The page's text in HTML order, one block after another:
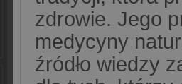
zdrowie. Jego
medycyny
źródło wiedzy